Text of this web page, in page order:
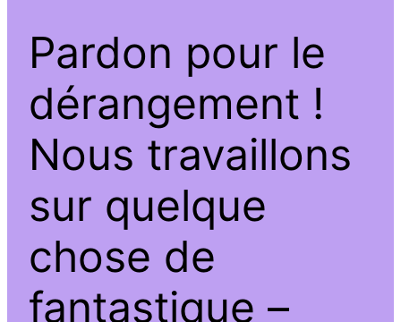
Pardon pour le
dérangement !
Nous travaillons
sur quelque
chose de
fantastique –